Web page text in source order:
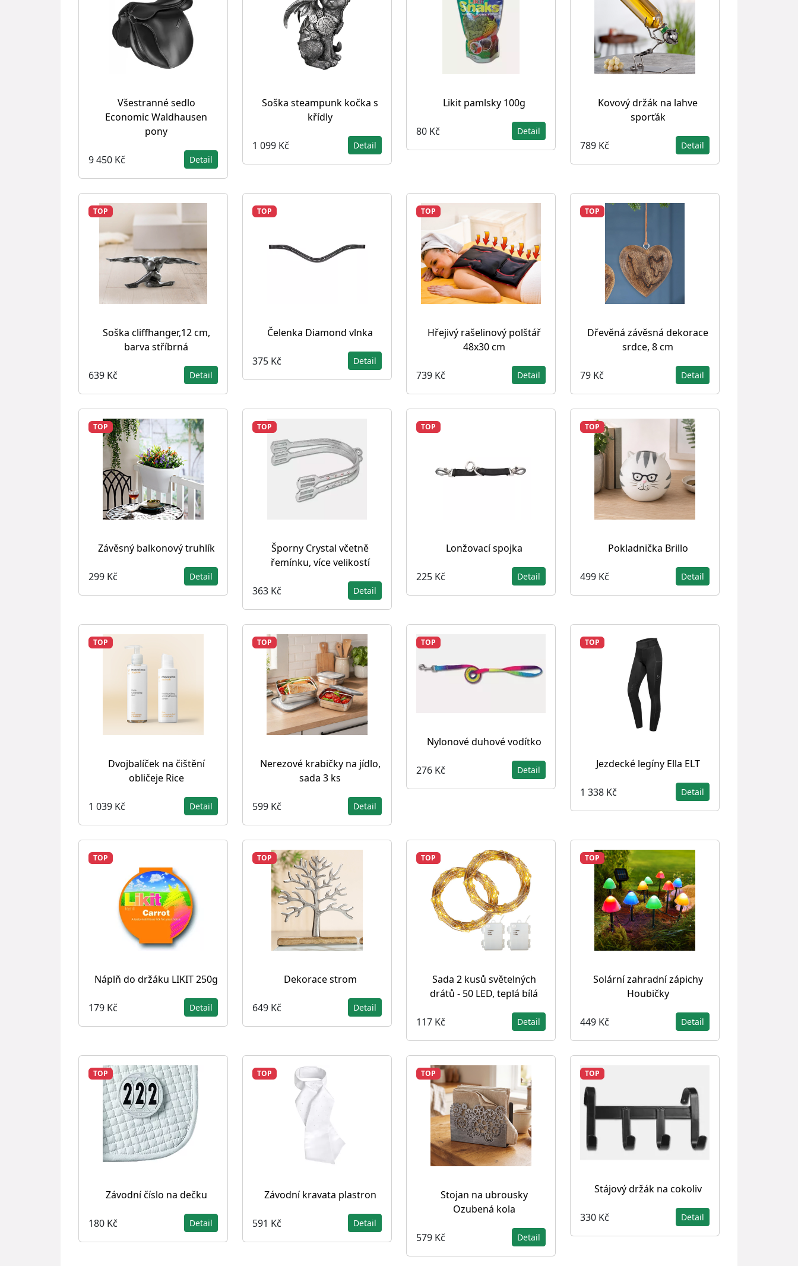
Všestranné sedlo
Economic Waldhausen
pony
9 450 Kč Detail
Soška steampunk kočka s
křídly
1 099 Kč Detail
Likit pamlsky 100g
80 Kč Detail
Kovový držák na lahve
sporťák
789 Kč Detail
TOP
Soška cliffhanger,12 cm,
barva stříbrná
639 Kč Detail
TOP
Čelenka Diamond vlnka
375 Kč Detail
TOP
Hřejivý rašelinový polštář
48x30 cm
739 Kč Detail
TOP
Dřevěná závěsná dekorace
srdce, 8 cm
79 Kč Detail
TOP
Závěsný balkonový truhlík
299 Kč Detail
TOP
Šporny Crystal včetně
řemínku, více velikostí
363 Kč Detail
TOP
Lonžovací spojka
225 Kč Detail
TOP
Pokladnička Brillo
499 Kč Detail
TOP
Dvojbalíček na čištění
obličeje Rice
1 039 Kč Detail
TOP
Nerezové krabičky na jídlo,
sada 3 ks
599 Kč Detail
TOP
Nylonové duhové vodítko
276 Kč Detail
TOP
Jezdecké legíny Ella ELT
1 338 Kč Detail
TOP
Náplň do držáku LIKIT 250g
179 Kč Detail
TOP
Dekorace strom
649 Kč Detail
TOP
Sada 2 kusů světelných
drátů - 50 LED, teplá bílá
117 Kč Detail
TOP
Solární zahradní zápichy
Houbičky
449 Kč Detail
TOP
Závodní číslo na dečku
180 Kč Detail
TOP
Závodní kravata plastron
591 Kč Detail
TOP
Stojan na ubrousky
Ozubená kola
579 Kč Detail
TOP
Stájový držák na cokoliv
330 Kč Detail